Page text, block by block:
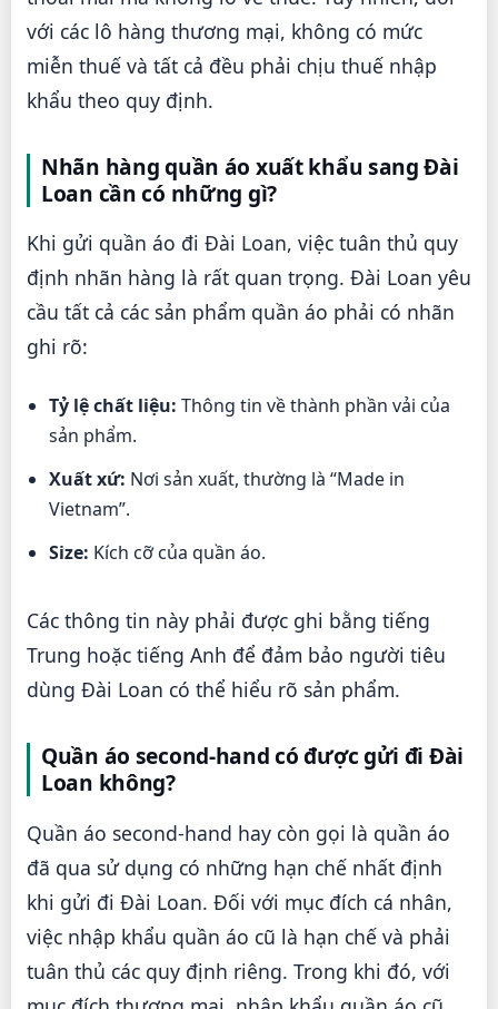
với các lô hàng thương mại, không có mức
miễn thuế và tất cả đều phải chịu thuế nhập
khẩu theo quy định.
Nhãn hàng quần áo xuất khẩu sang Đài
Loan cần có những gì?
Khi gửi quần áo đi Đài Loan, việc tuân thủ quy
định nhãn hàng là rất quan trọng. Đài Loan yêu
cầu tất cả các sản phẩm quần áo phải có nhãn
ghi rõ:
Tỷ lệ chất liệu: Thông tin về thành phần vải của
sản phẩm.
Xuất xứ: Nơi sản xuất, thường là “Made in
Vietnam”.
Size: Kích cỡ của quần áo.
Các thông tin này phải được ghi bằng tiếng
Trung hoặc tiếng Anh để đảm bảo người tiêu
dùng Đài Loan có thể hiểu rõ sản phẩm.
Quần áo second-hand có được gửi đi Đài
Loan không?
Quần áo second-hand hay còn gọi là quần áo
đã qua sử dụng có những hạn chế nhất định
khi gửi đi Đài Loan. Đối với mục đích cá nhân,
việc nhập khẩu quần áo cũ là hạn chế và phải
tuân thủ các quy định riêng. Trong khi đó, với